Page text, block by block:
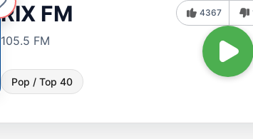
RIX FM
105.5 FM
Pop / Top 40
4367